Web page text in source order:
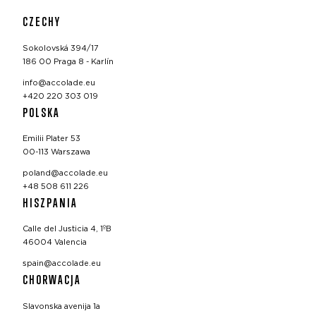
CZECHY
Sokolovská 394/17
186 00 Praga 8 - Karlín
info@accolade.eu
+420 220 303 019
POLSKA
Emilii Plater 53
00-113 Warszawa
poland@accolade.eu
+48 508 611 226
HISZPANIA
Calle del Justicia 4, 1ºB
46004 Valencia
spain@accolade.eu
CHORWACJA
Slavonska avenija 1a